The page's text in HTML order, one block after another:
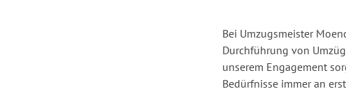
Bei Umzugsmeister
Durchführung von
unserem Engagement
Bedürfnisse immer an